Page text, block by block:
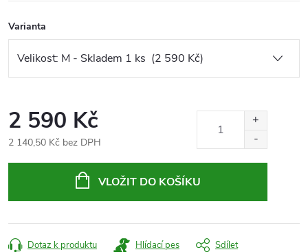
Varianta
2 590 Kč
2 140,50 Kč bez DPH
VLOŽIT DO KOŠÍKU
Dotaz k produktu Hlídací pes Sdílet